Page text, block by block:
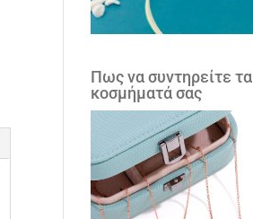
Πως να συντηρείτε τα
κοσμήματά σας